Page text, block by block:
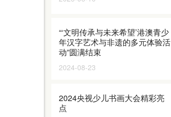
“‘文明传承与未来希望’港澳青少
年汉字艺术与非遗的多元体验活
动”圆满结束
2024-08-23
2024央视少儿书画大会精彩亮
点